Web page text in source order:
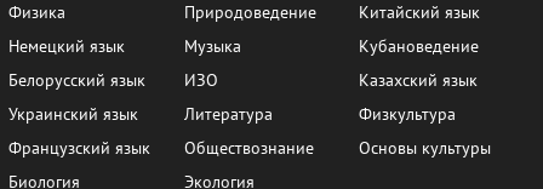
Физика
Немецкий язык
Белорусский язык
Украинский язык
Французский язык
Биология
Природоведение
Музыка
ИЗО
Литература
Обществознание
Экология
Китайский язык
Кубановедение
Казахский язык
Физкультура
Основы культуры